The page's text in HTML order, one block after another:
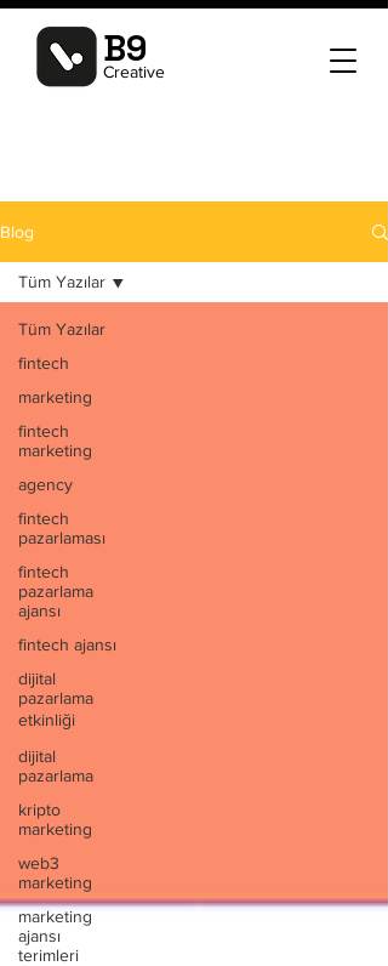
B9
Creative
Blog
Tüm Yazılar
fintech
marketing
fintech
marketing
agency
fintech
pazarlaması
fintech
pazarlama
ajansı
fintech ajansı
dijital
pazarlama
etkinliği
dijital
pazarlama
kripto
marketing
web3
marketing
marketing
ajansı
terimleri
Tüm Yazılar